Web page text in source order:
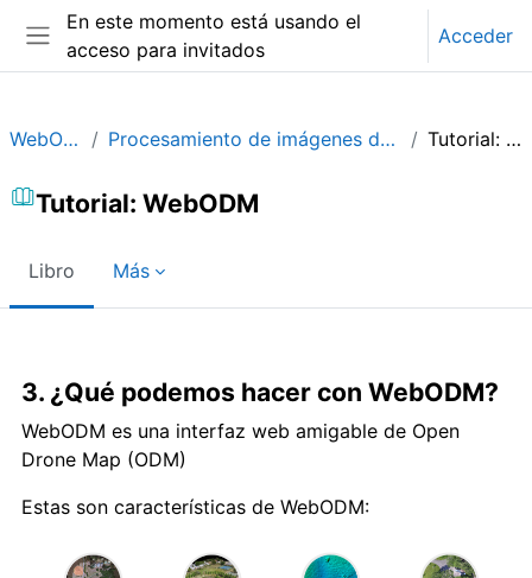
Salta al contenido principal
Panel lateral
En este momento está usando el
acceso para invitados
Acceder
WebODM_ES Procesamiento de imágenes de Drones con WebODM Tutorial: WebODM
Tutorial: WebODM
Libro Más
3. ¿Qué podemos hacer con WebODM?
WebODM es una interfaz web amigable de Open
Drone Map (ODM)
Estas son características de WebODM: